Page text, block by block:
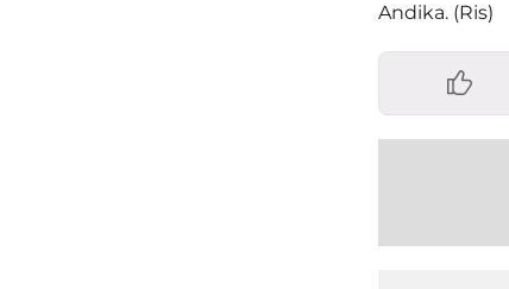
Andika. (Ris)